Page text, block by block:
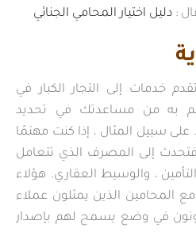
: دليل اختيار المحامي الجنائي
خدمات إلى التجار الكبار في
به من مساعدتك في تحديد
سبيل المثال ، إذا كنت مهتمًا
فتحدث إلى المصرف الذي تتعامل
، والوسيط العقاري. هؤلاء
المحامين الذين يمثلون عملاء
في وضع يسمح لهم بإصدار